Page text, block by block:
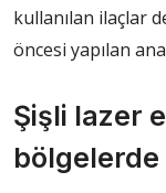
kullanılan ilaçlar
öncesi yapılan
Şişli lazer
bölgelerde